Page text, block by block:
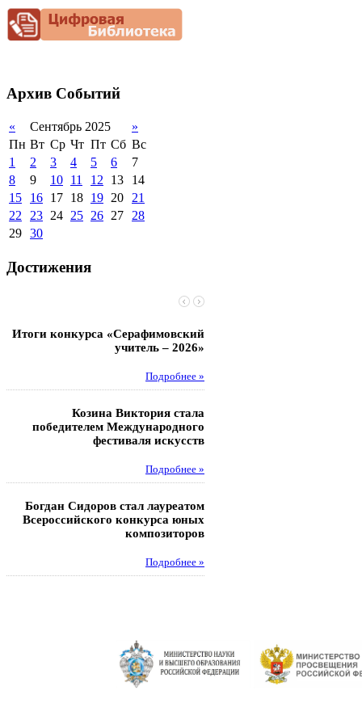
Снижение
документационной
нагрузки
Архив Событий
« Сентябрь 2025
»
Пн Вт Ср Чт Пт Сб Вс
1
2 3 4 5 6
7
8
9 10 11 12 13
14
15
16 17 18 19 20 21
22 23 24 25 26 27 28
29 30
Достижения
Итоги конкурса «Серафимовский
учитель – 2026»
Подробнее »
Козина Виктория стала
победителем Международного
фестиваля искусств
Подробнее »
Богдан Сидоров стал лауреатом
Всероссийского конкурса юных
композиторов
Подробнее »